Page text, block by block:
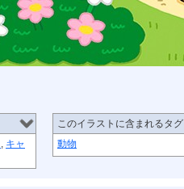
, キャ
このイラストに含まれるタグ
動物